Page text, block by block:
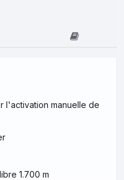
l'activation manuelle de
1.700 m